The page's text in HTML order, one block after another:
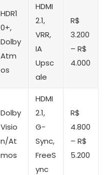
HDR1
0+,
Dolby
Atm
os
HDMI
2.1,
VRR,
IA
Upsc
ale
R$
3.200
– R$
4.000
Dolby
Visio
n/At
mos
HDMI
2.1,
G-
Sync,
FreeS
ync
R$
4.800
– R$
5.200